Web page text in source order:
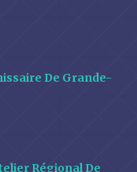
De Grande-
Régional De